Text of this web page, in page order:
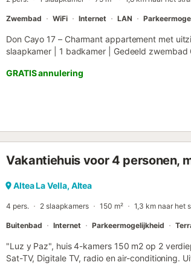
Zwembad WiFi Internet LAN
Don Cayo 17 – Charmant appartement met
slaapkamer | 1 badkamer | Gedeeld
Cayo Golfbaan en op korte loopafstand van
appartement biedt: ✅ 1 ruime slaapkamer
badkamer met douche, toilet, wasmachine en
veel natuurlijk licht ✅ Volledig uitgeruste
Groot privéterras (35 m²) met prachtig
📍 2 km van Playa La Olla – met stijlvolle
fietsen in de Sierra de Bernia 📍 20 minuten
Panora...
GRATIS annulering
Vakantiehuis voor 4 personen,
Altea La Vella, Altea
4 pers. 2 slaapkamers 150 m² 1,3 km naar het
Buitenbad Internet Parkeermogelijkheid
"Luz y Paz", huis 4-kamers 150 m2 op 2
Sat-TV, Digitale TV, radio en air-conditioning.